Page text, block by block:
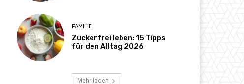
FAMILIE
Zuckerfrei leben: 15 Tipps
für den Alltag 2026
Mehr laden